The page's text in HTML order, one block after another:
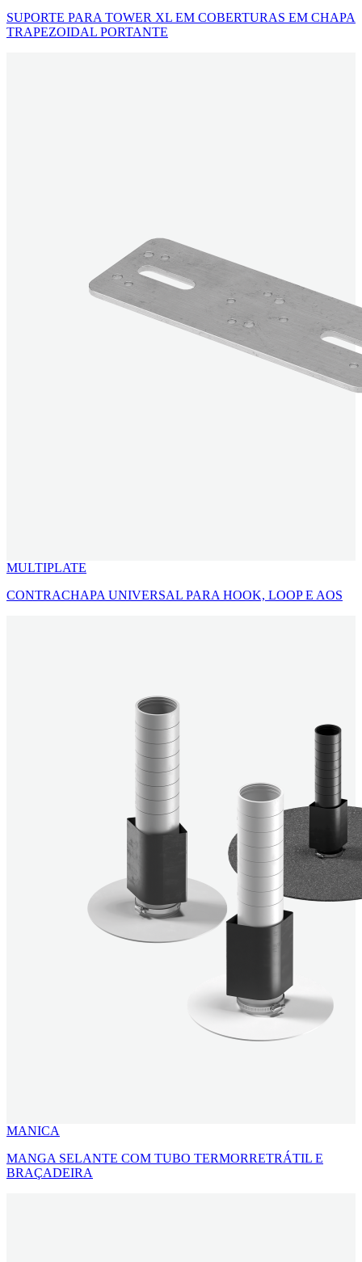
SUPORTE PARA TOWER XL EM COBERTURAS EM CHAPA
TRAPEZOIDAL PORTANTE
MULTIPLATE
CONTRACHAPA UNIVERSAL PARA HOOK, LOOP E AOS
MANICA
MANGA SELANTE COM TUBO TERMORRETRÁTIL E
BRAÇADEIRA